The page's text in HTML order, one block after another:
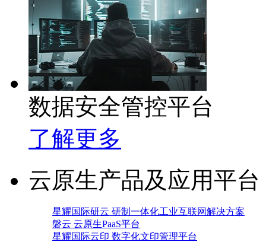
数据安全管控平台
了解更多
云原生产品及应用平台
星耀国际研云 研制一体化工业互联网解决方案
磐云 云原生PaaS平台
星耀国际云印 数字化文印管理平台